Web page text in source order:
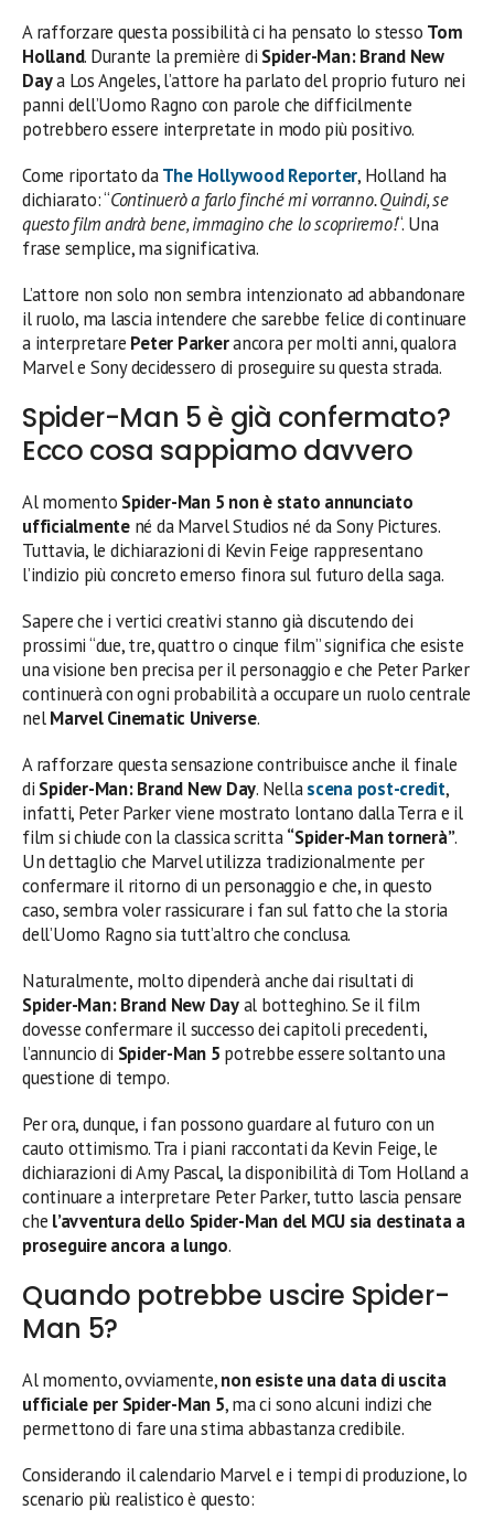
A rafforzare questa possibilità ci ha pensato lo stesso Tom
Holland. Durante la première di Spider-Man: Brand New
Daya Los Angeles, l’attore ha parlato del proprio futuro nei
panni dell’Uomo Ragno con parole che difficilmente
potrebbero essere interpretate in modo più positivo.
Come riportato daThe Hollywood Reporter, Holland ha
dichiarato: “Continuerò a farlo finché mi vorranno. Quindi, se
questo film andrà bene, immagino che lo scopriremo!“. Una
frase semplice, ma significativa.
L’attore non solo non sembra intenzionato ad abbandonare
il ruolo, ma lascia intendere che sarebbe felice di continuare
a interpretare Peter Parkerancora per molti anni, qualora
Marvel e Sony decidessero di proseguire su questa strada.
Spider-Man 5 è già confermato?
Ecco cosa sappiamo davvero
Al momento Spider-Man 5 non è stato annunciato
ufficialmentené da Marvel Studios né da Sony Pictures.
Tuttavia, le dichiarazioni di Kevin Feige rappresentano
l’indizio più concreto emerso finora sul futuro della saga.
Sapere che i vertici creativi stanno già discutendo dei
prossimi “due, tre, quattro o cinque film” significa che esiste
una visione ben precisa per il personaggio e che Peter Parker
continuerà con ogni probabilità a occupare un ruolo centrale
nelMarvel Cinematic Universe.
A rafforzare questa sensazione contribuisce anche il finale
di Spider-Man: Brand New Day. Nellascena post-credit,
infatti, Peter Parker viene mostrato lontano dalla Terra e il
film si chiude con la classica scritta“Spider-Man tornerà”.
Un dettaglio che Marvel utilizza tradizionalmente per
confermare il ritorno di un personaggio e che, in questo
caso, sembra voler rassicurare i fan sul fatto che la storia
dell’Uomo Ragno sia tutt’altro che conclusa.
Naturalmente, molto dipenderà anche dai risultati di
Spider-Man: Brand New Dayal botteghino. Se il film
dovesse confermare il successo dei capitoli precedenti,
l’annuncio di Spider-Man 5 potrebbe essere soltanto una
questione di tempo.
Per ora, dunque, i fan possono guardare al futuro con un
cauto ottimismo. Tra i piani raccontati da Kevin Feige, le
dichiarazioni di Amy Pascal, la disponibilità di Tom Holland a
continuare a interpretare Peter Parker, tutto lascia pensare
che l’avventura dello Spider-Man del MCU sia destinata a
proseguire ancora a lungo.
Quando potrebbe uscire Spider-
Man 5?
Al momento, ovviamente,non esiste una data di uscita
ufficiale per Spider-Man 5, ma ci sono alcuni indizi che
permettono di fare una stima abbastanza credibile.
Considerando il calendario Marvel e i tempi di produzione, lo
scenario più realistico è questo: